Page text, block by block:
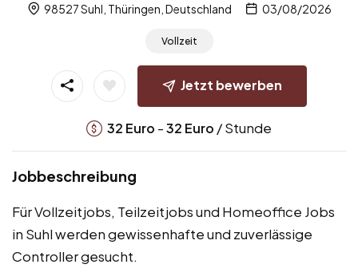
98527 Suhl, Thüringen, Deutschland 03/08/2026
Vollzeit
Jetzt bewerben
32 Euro -32 Euro / Stunde
Jobbeschreibung
Für Vollzeitjobs, Teilzeitjobs und Homeoffice Jobs
in Suhl werden gewissenhafte und zuverlässige
Controller gesucht.